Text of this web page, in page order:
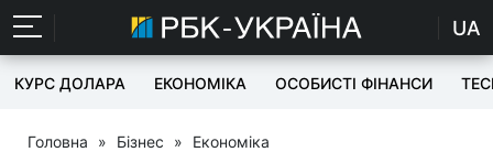
UA
КУРС ДОЛАРА ЕКОНОМІКА ОСОБИСТІ ФІНАНСИ
Головна » Бізнес » Економіка